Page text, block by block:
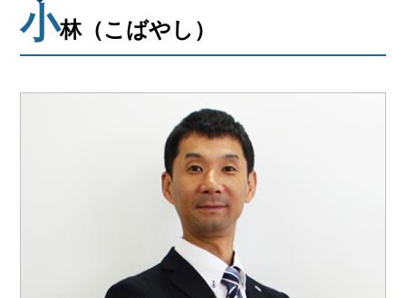
姫路本店へ電話で問い合わせる
明石店へ電話で問い合わせる
小林（こばやし）